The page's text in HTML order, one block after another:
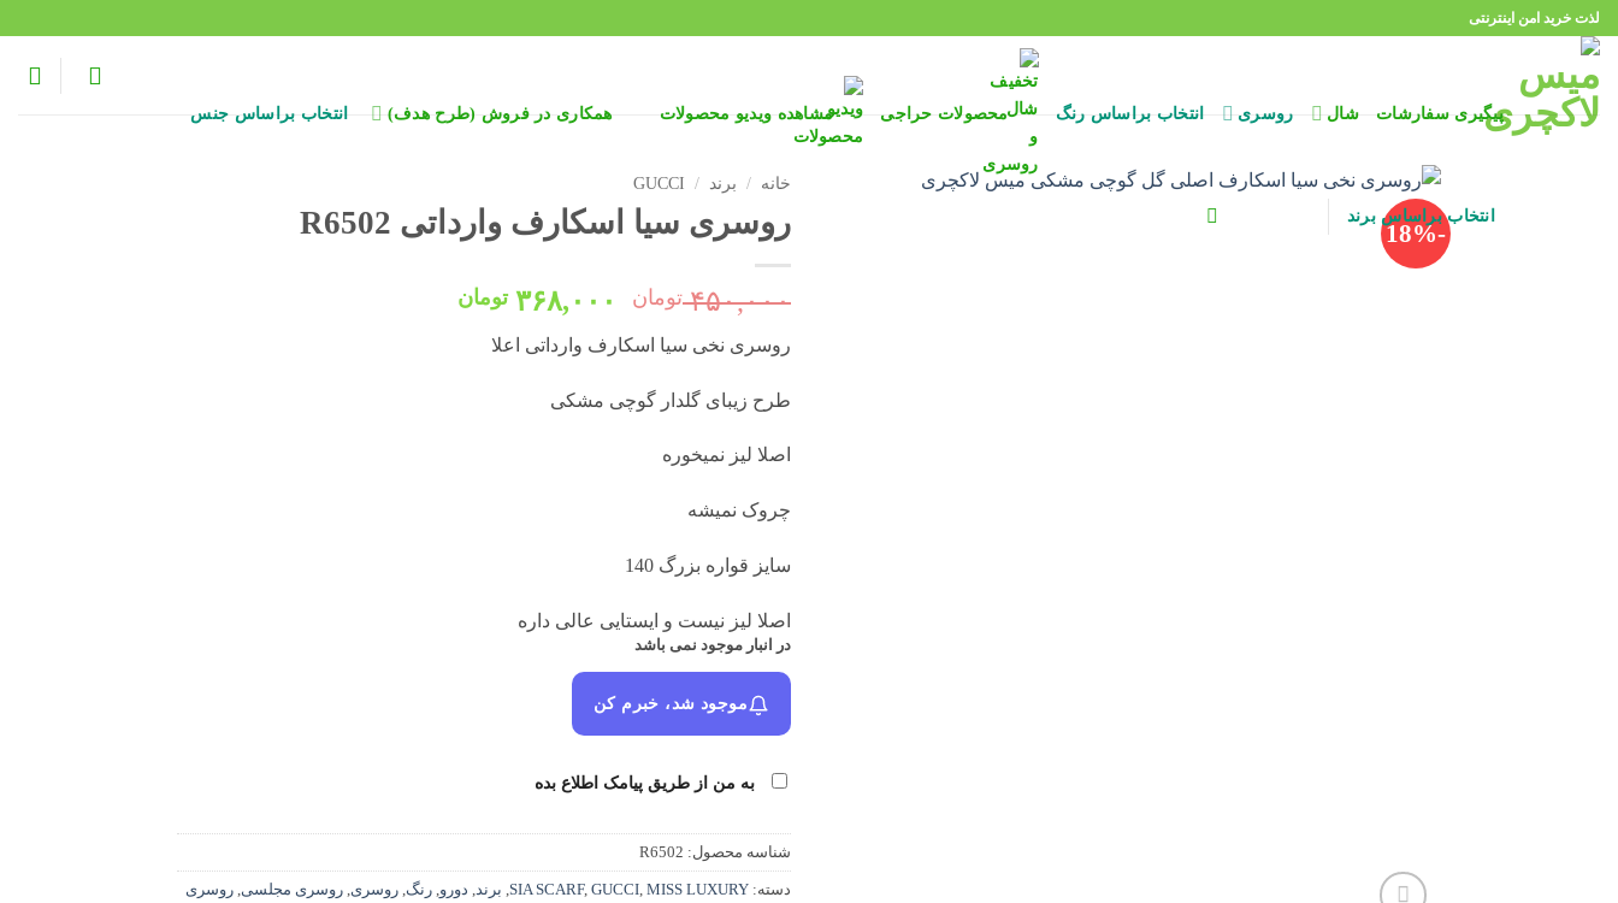
Skip
content
لذت خرید امن اینترنتی
پیگیری سفارشات شال روسری انتخاب براساس رنگ محصولات حراجی مشاهده ویدیو محصولات همکاری در فروش (طرح هدف) انتخاب براساس جنس
انتخاب براساس برند
-18%
خانه / برند /
GUCCI
روسری سیا اسکارف وارداتی R6502
۴۵۰,۰۰۰ تومان
قیمت
اصلی:
۴۵۰,۰۰۰ تومان
بود.
۳۶۸,۰۰۰ تومان
روسری نخی سیا اسکارف وارداتی اعلا
طرح زیبای گلدار گوچی مشکی
اصلا لیز نمیخوره
چروک نمیشه
سایز قواره بزرگ 140
اصلا لیز نیست و ایستایی عالی داره
در انبار موجود نمی باشد
موجود شد، خبرم کن
به من از طریق پیامک اطلاع بده
شناسه محصول: R6502
دسته: SIA SCARF, GUCCI MISS LUXURY برند دورو رنگ روسری روسری مجلسی روسری